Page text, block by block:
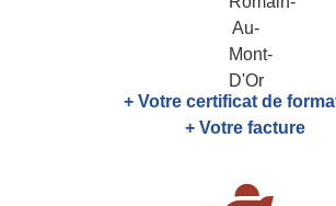
+ Votre certificat de
+ Votre facture